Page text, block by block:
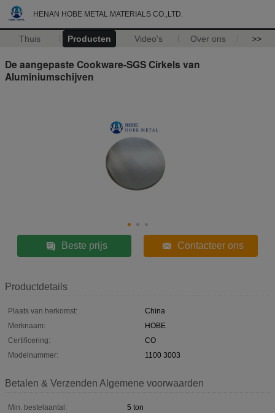
HENAN HOBE METAL MATERIALS CO.,LTD.
Thuis Producten Video's Over ons >>
De aangepaste Cookware-SGS Cirkels van
Aluminiumschijven
Beste prijs Contacteer ons
Productdetails
Plaats van herkomst:
China
Merknaam:
HOBE
Certificering:
CO
Modelnummer:
1100 3003
Betalen & Verzenden Algemene voorwaarden
Min. bestelaantal:
5 ton